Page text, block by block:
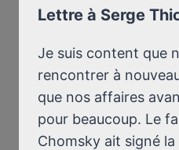
Lettre à Serge
Je suis content que
rencontrer à
que nos affaires
pour beaucoup. Le
Chomsky ait signé la